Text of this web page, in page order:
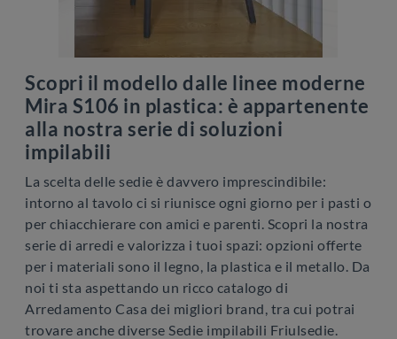
Scopri il modello dalle linee moderne
Mira S106 in plastica: è appartenente
alla nostra serie di soluzioni
impilabili
La scelta delle sedie è davvero imprescindibile:
intorno al tavolo ci si riunisce ogni giorno per i pasti o
per chiacchierare con amici e parenti. Scopri la nostra
serie di arredi e valorizza i tuoi spazi: opzioni offerte
per i materiali sono il legno, la plastica e il metallo. Da
noi ti sta aspettando un ricco catalogo di
Arredamento Casa dei migliori brand, tra cui potrai
trovare anche diverse Sedie impilabili Friulsedie.